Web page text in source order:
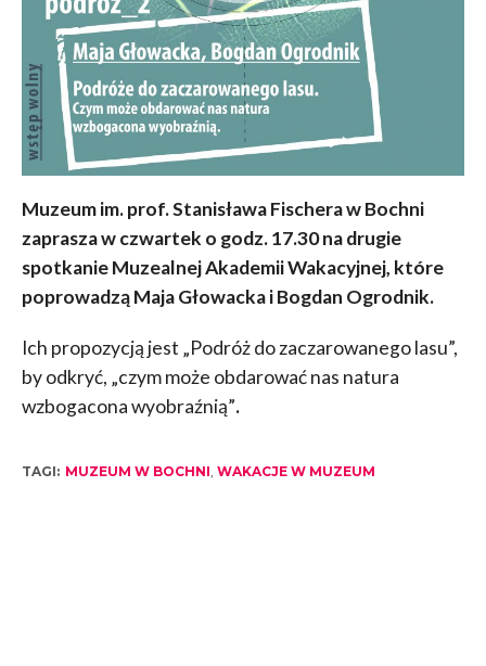
Muzeum im. prof. Stanisława Fischera w Bochni
zaprasza w czwartek o godz. 17.30 na drugie
spotkanie Muzealnej Akademii Wakacyjnej, które
poprowadzą Maja Głowacka i Bogdan Ogrodnik.
Ich propozycją jest „Podróż do zaczarowanego lasu”,
by odkryć, „czym może obdarować nas natura
wzbogacona wyobraźnią”.
TAGI: MUZEUM W BOCHNI, WAKACJE W MUZEUM